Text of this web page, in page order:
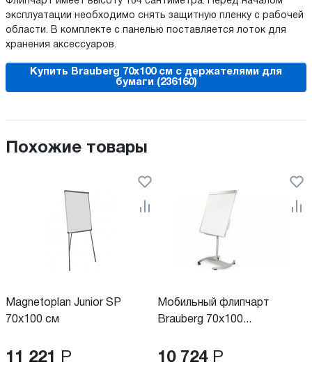
эксплуатации необходимо снять защитную пленку с рабочей
области. В комплекте с панелью поставляется лоток для
хранения аксессуаров.
Купить Brauberg 70x100 см с держателями для
бумаги (236160)
Похожие товары
Magnetoplan Junior SP
70x100 см
11 221 Р
Мобильный флипчарт
Brauberg 70x100...
10 724 Р